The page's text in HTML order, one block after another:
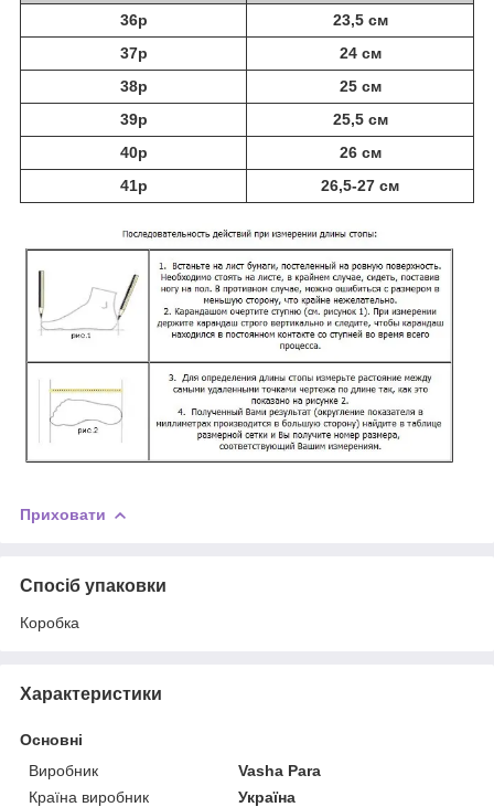
36р
23,5 см
37р
24 см
38р
25 см
39р
25,5 см
40р
26 см
41р
26,5-27 см
Приховати
Спосіб упаковки
Коробка
Характеристики
Основні
Виробник
Vasha Para
Країна виробник
Україна